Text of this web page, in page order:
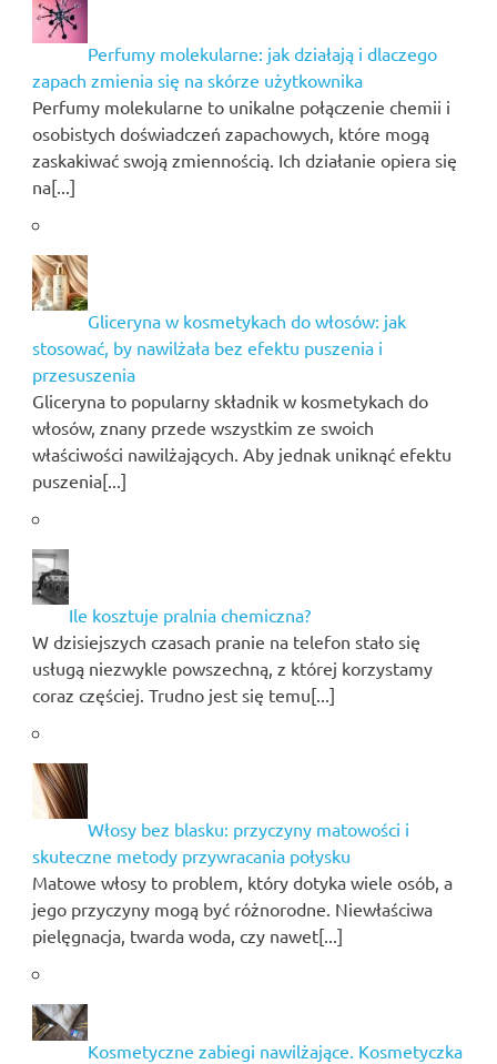
Perfumy molekularne: jak działają i dlaczego
zapach zmienia się na skórze użytkownika
Perfumy molekularne to unikalne połączenie chemii i
osobistych doświadczeń zapachowych, które mogą
zaskakiwać swoją zmiennością. Ich działanie opiera się
na[...]
Gliceryna w kosmetykach do włosów: jak
stosować, by nawilżała bez efektu puszenia i
przesuszenia
Gliceryna to popularny składnik w kosmetykach do
włosów, znany przede wszystkim ze swoich
właściwości nawilżających. Aby jednak uniknąć efektu
puszenia[...]
Ile kosztuje pralnia chemiczna?
W dzisiejszych czasach pranie na telefon stało się
usługą niezwykle powszechną, z której korzystamy
coraz częściej. Trudno jest się temu[...]
Włosy bez blasku: przyczyny matowości i
skuteczne metody przywracania połysku
Matowe włosy to problem, który dotyka wiele osób, a
jego przyczyny mogą być różnorodne. Niewłaściwa
pielęgnacja, twarda woda, czy nawet[...]
Kosmetyczne zabiegi nawilżające. Kosmetyczka